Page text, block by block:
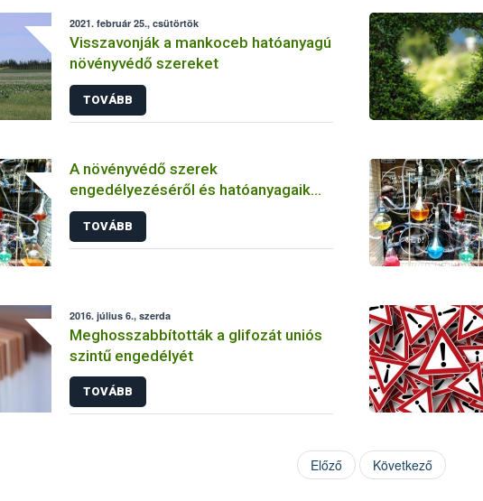
2021. február 25., csütörtök
Visszavonják a mankoceb hatóanyagú
növényvédő szereket
TOVÁBB
A növényvédő szerek
engedélyezéséről és hatóanyagaik
vizsgálatáról
TOVÁBB
2016. július 6., szerda
Meghosszabbították a glifozát uniós
szintű engedélyét
TOVÁBB
Előző Következő